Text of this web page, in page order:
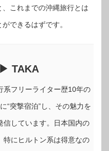
これまでの沖縄旅行とは
できるはずです。
TAKA
系フリーライター歴10年の
“突撃宿泊”し、その魅力を
信しています。日本国内の
特にヒルトン系は得意なの